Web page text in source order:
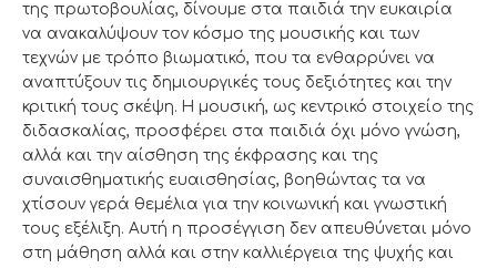
της πρωτοβουλίας, δίνουμε στα παιδιά την ευκαιρία
να ανακαλύψουν τον κόσμο της μουσικής και των
τεχνών με τρόπο βιωματικό, που τα ενθαρρύνει να
αναπτύξουν τις δημιουργικές τους δεξιότητες και την
κριτική τους σκέψη. Η μουσική, ως κεντρικό στοιχείο της
διδασκαλίας, προσφέρει στα παιδιά όχι μόνο γνώση,
αλλά και την αίσθηση της έκφρασης και της
συναισθηματικής ευαισθησίας, βοηθώντας τα να
χτίσουν γερά θεμέλια για την κοινωνική και γνωστική
τους εξέλιξη. Αυτή η προσέγγιση δεν απευθύνεται μόνο
στη μάθηση αλλά και στην καλλιέργεια της ψυχής και